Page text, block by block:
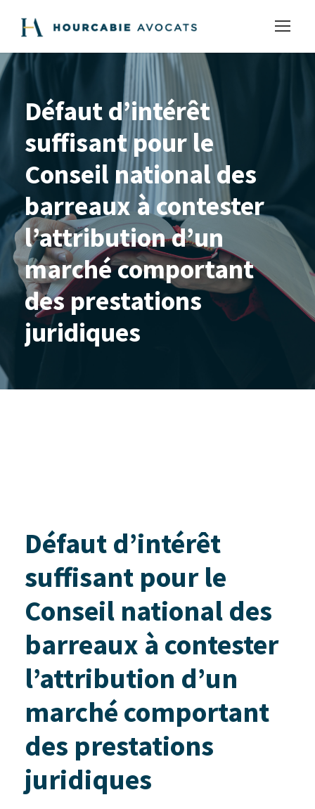
Défaut d’intérêt
suffisant pour le
Conseil national des
barreaux à contester
l’attribution d’un
marché comportant
des prestations
juridiques
Défaut d’intérêt
suffisant pour le
Conseil national des
barreaux à contester
l’attribution d’un
marché comportant
des prestations
juridiques